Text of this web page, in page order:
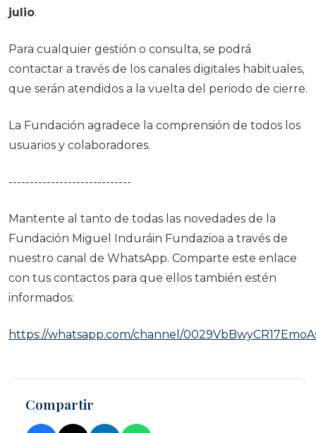
julio.
Para cualquier gestión o consulta, se podrá
contactar a través de los canales digitales habituales,
que serán atendidos a la vuelta del periodo de cierre.
La Fundación agradece la comprensión de todos los
usuarios y colaboradores.
-----------------------------
Mantente al tanto de todas las novedades de la
Fundación Miguel Induráin Fundazioa a través de
nuestro canal de WhatsApp. Comparte este enlace
con tus contactos para que ellos también estén
informados:
https://whatsapp.com/channel/
Compartir